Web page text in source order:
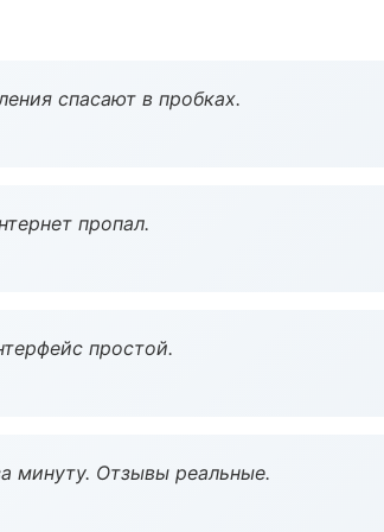
спасают в пробках.
пропал.
простой.
минуту. Отзывы реальные.